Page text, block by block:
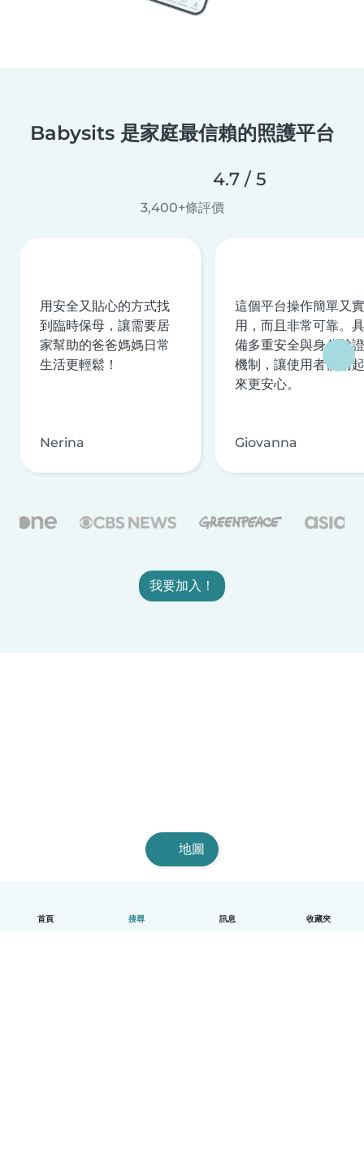
首頁 搜尋 訊息 收藏夾
Babysits 是家庭最信賴的照護平台
4.7 / 5
3,400+條評價
用安全又貼心的方式找
到臨時保母，讓需要居
家幫助的爸爸媽媽日常
生活更輕鬆！
Nerina
這個平台操作簡單又實
用，而且非常可靠。具
備多重安全與身分驗證
機制，讓使用者使用起
來更安心。
Giovanna
我要加入！
地圖